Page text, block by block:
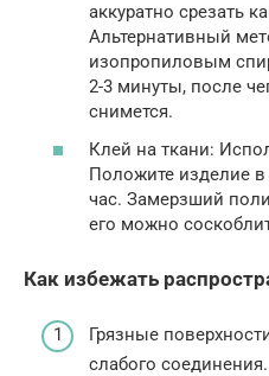
аккуратно срезать
Альтернативный
изопропиловым
2-3 минуты, после
снимется.
Клей на ткани:
Положите изделие
час. Замерзший
его можно
Как избежать
Грязные
слабого